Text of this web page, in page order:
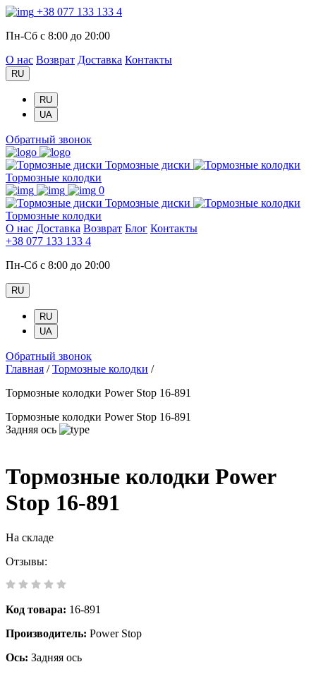
+38 077 133 133 4
Пн-Сб с 8:00 до 20:00
О нас Возврат Доставка Контакты
RU
RU
UA
Обратный звонок
Тормозные диски
Тормозные колодки
0
Тормозные диски
Тормозные колодки
О нас Доставка Возврат Блог Контакты
+38 077 133 133 4
Пн-Сб с 8:00 до 20:00
RU
RU
UA
Обратный звонок
Главная / Тормозные колодки /
Тормозные колодки Power Stop 16-891
Тормозные колодки Power Stop 16-891
Задняя ось
Тормозные колодки Power
Stop 16-891
На складе
Отзывы:
Код товара: 16-891
Производитель: Power Stop
Ось: Задняя ось